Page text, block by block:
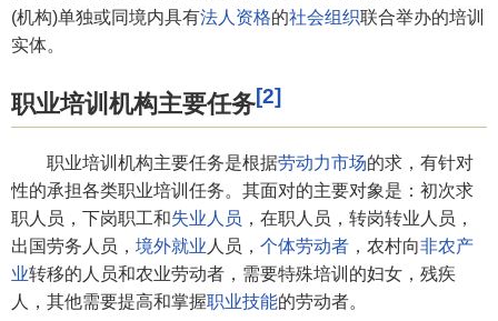
(机构)单独或同境内具有法人资格的社会组织联合举办的培训
实体。
职业培训机构主要任务[2]
职业培训机构主要任务是根据劳动力市场的求，有针对
性的承担各类职业培训任务。其面对的主要对象是：初次求
职人员，下岗职工和失业人员 ，在职人员，转岗转业人员，
出国劳务人员， 境外就业 人员， 个体劳动者 ，农村向非农产
业转移的人员和农业劳动者，需要特殊培训的妇女，残疾
人，其他需要提高和掌握职业技能的劳动者。